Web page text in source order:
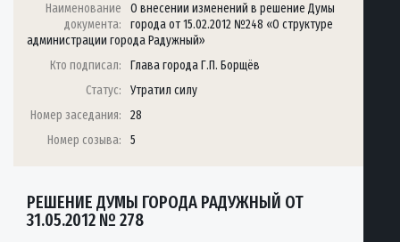
Наименование
документа:
О внесении изменений в решение Думы
города от 15.02.2012 №248 «О структуре
администрации города Радужный»
Кто подписал:
Глава города Г.П. Борщёв
Статус:
Утратил силу
Номер заседания:
28
Номер созыва:
5
РЕШЕНИЕ ДУМЫ ГОРОДА РАДУЖНЫЙ ОТ
31.05.2012 № 278